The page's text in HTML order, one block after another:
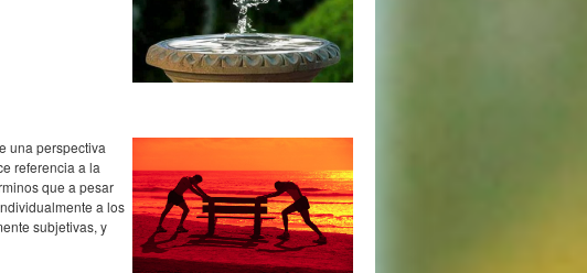
una perspectiva
referencia a la
que a pesar
a los
subjetivas, y